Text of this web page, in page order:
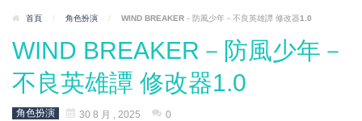
首頁 / 角色扮演 / WIND BREAKER－防風少年－不良英雄譚 修改器1.0
WIND BREAKER－防風少年－
不良英雄譚 修改器1.0
角色扮演 30 8 月 , 2025 0